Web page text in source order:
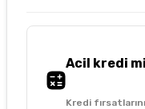
Acil kredi
Kredi